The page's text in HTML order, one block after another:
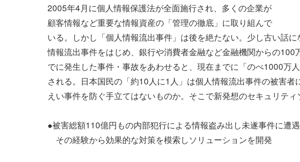
2005年4月に個人情報保護法が全面施行され、多くの企業が
顧客情報など重要な情報資産の「管理の徹底」に取り組んで
いる。しかし「個人情報流出事件」は後を絶たない。少し古い話
情報流出事件をはじめ、銀行や消費者金融など金融機関からの
でに発生した事件・事故をあわせると、現在までに「のべ1000万
される。日本国民の「約10人に1人」は個人情報流出事件の被害
えい事件を防ぐ手立てはないものか。そこで新発想のセキュリティ
●被害総額110億円もの内部犯行による情報盗み出し未遂事件に遭遇
その経験から効果的な対策を模索しソリューションを開発